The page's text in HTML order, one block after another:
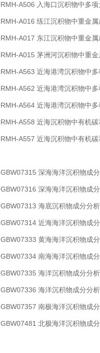
RMH-A506 入海口沉积物中多
RMH-A016 练江沉积物中重金
RMH-A017 东江沉积物中重金
RMH-A015 茅洲河沉积物中重
RMH-A563 近海港湾沉积物中
RMH-A562 近海港湾沉积物中
RMH-A564 近海港湾沉积物中
RMH-A558 近海沉积物中有机
RMH-A557 近海沉积物中有机
GBW07315 深海海洋沉积物成
GBW07316 深海海洋沉积物成
GBW07313 海底沉积物成分分
GBW07314 近海海洋沉积物成
GBW07333 黄海海洋沉积物成
GBW07334 南海海洋沉积物成
GBW07335 海洋沉积物成分分
GBW07336 海洋沉积物成分
GBW07357 南极海洋沉积物成
GBW07481 北极海洋沉积物成